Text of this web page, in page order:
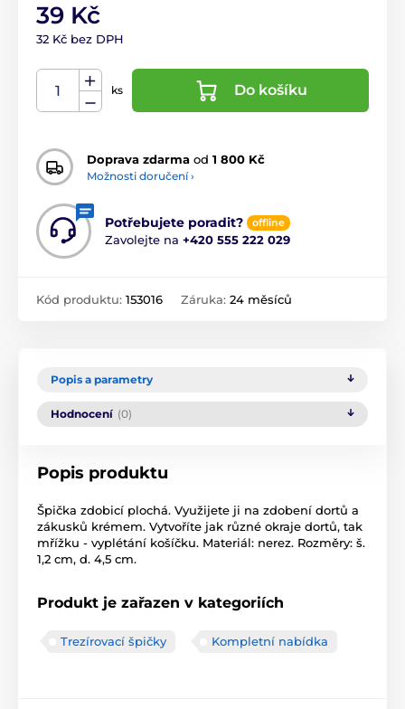
39 Kč
32 Kč bez DPH
ks Do košíku
Doprava zdarma od 1 800 Kč
Možnosti doručení ›
Potřebujete poradit? offline
Zavolejte na +420 555 222 029
Kód produktu: 153016 Záruka: 24 měsíců
Popis a parametry
Hodnocení (0)
Popis produktu
Špička zdobicí plochá. Využijete ji na zdobení dortů a
zákusků krémem. Vytvoříte jak různé okraje dortů, tak
mřížku - vyplétání košíčku. Materiál: nerez. Rozměry: š.
1,2 cm, d. 4,5 cm.
Produkt je zařazen v kategoriích
Trezírovací špičky Kompletní nabídka